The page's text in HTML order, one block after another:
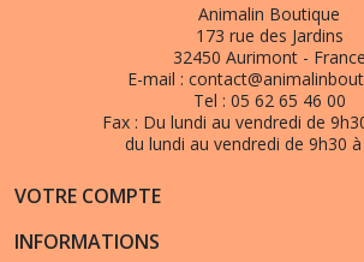
Animalin Boutique
173 rue des Jardins
32450 Aurimont - France
E-mail :
Tel : 05 62 65 46 00
Fax : Du lundi au vendredi de
du lundi au vendredi de 9h30
VOTRE COMPTE
INFORMATIONS